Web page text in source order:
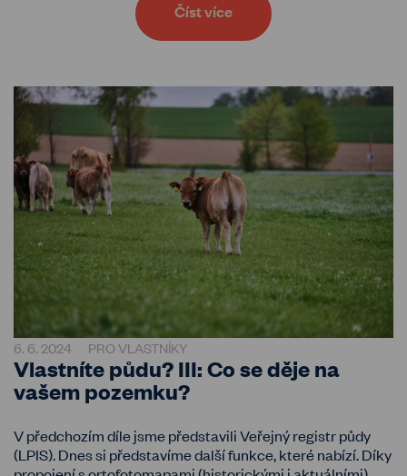
Číst více
6. 6. 2024 PRO VLASTNÍKY
Vlastníte půdu? III: Co se děje na
vašem pozemku?
V předchozím díle jsme představili Veřejný registr půdy
(LPIS). Dnes si představíme další funkce, které nabízí. Díky